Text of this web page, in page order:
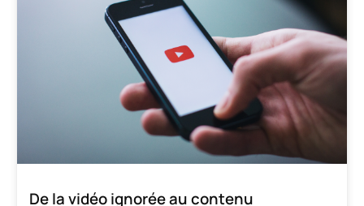
De la vidéo ignorée au contenu